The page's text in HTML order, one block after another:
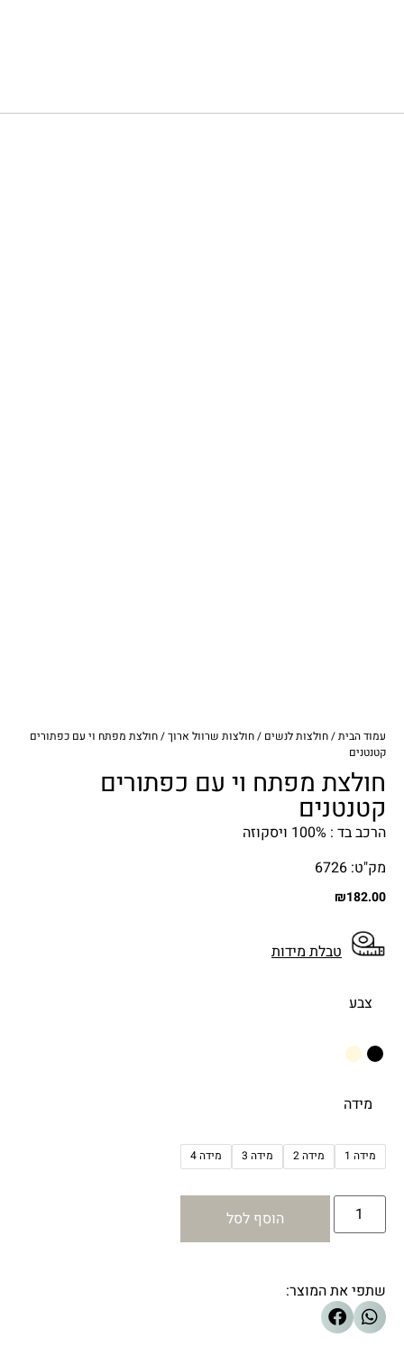
עמוד הבית/חולצות לנשים /חולצות שרוול ארוך/ חולצת מפתח וי עם כפתורים
קטנטנים
חולצת מפתח וי עם כפתורים
קטנטנים
הרכב בד : 100% ויסקוזה
מק"ט: 6726
₪182.00
טבלת מידות
צבע
מידה
מידה 1 מידה 2 מידה 3 מידה 4
הוסף לסל
שתפי את המוצר: